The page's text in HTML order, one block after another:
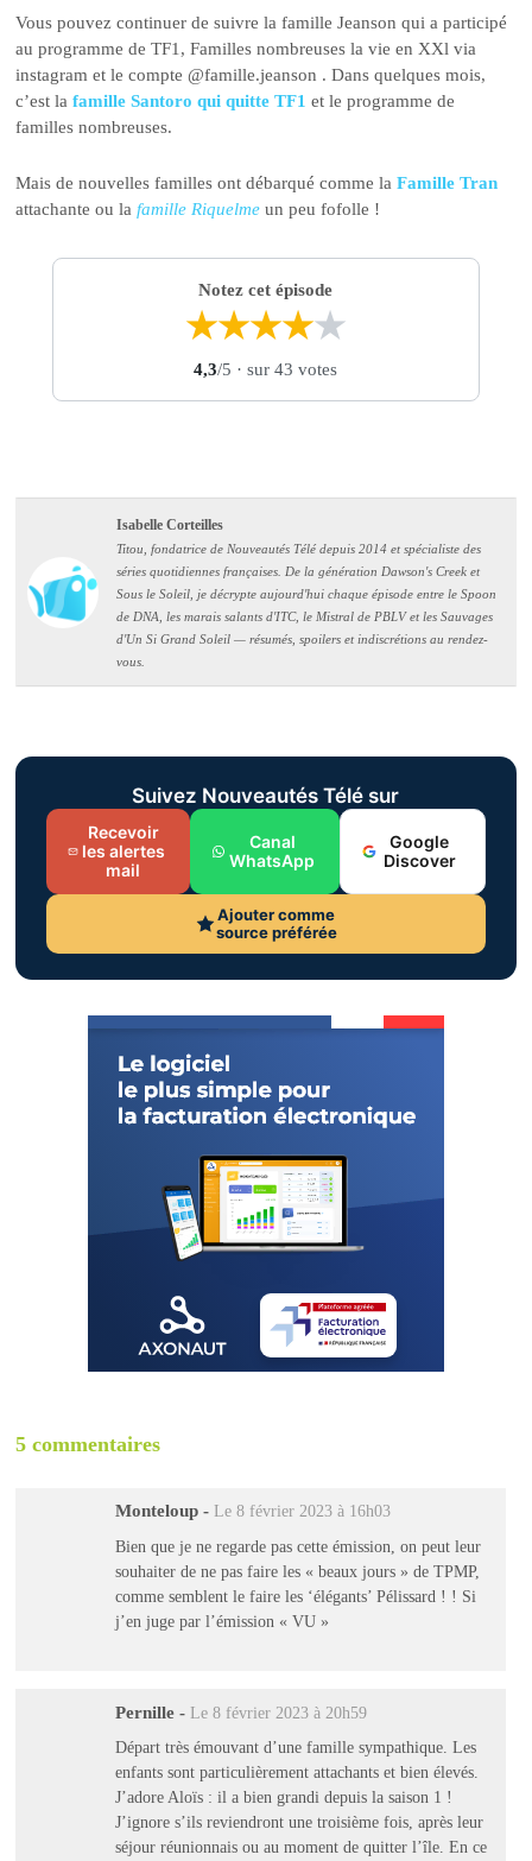
Vous pouvez continuer de suivre la famille Jeanson qui a participé
au programme de TF1, Familles nombreuses la vie en XXl via
instagram et le compte @famille.jeanson . Dans quelques mois,
c’est la famille Santoro qui quitte TF1 et le programme de
familles nombreuses.
Mais de nouvelles familles ont débarqué comme laFamille Tran
attachante ou lafamille Riquelme un peu fofolle !
Notez cet épisode
★★★★★
4,3/5 · sur 43 votes
Isabelle Corteilles
Titou, fondatrice de Nouveautés Télé depuis 2014 et spécialiste des
séries quotidiennes françaises. De la génération Dawson's Creek et
Sous le Soleil, je décrypte aujourd'hui chaque épisode entre le Spoon
de DNA, les marais salants d'ITC, le Mistral de PBLV et les Sauvages
d'Un Si Grand Soleil — résumés, spoilers et indiscrétions au rendez-
vous.
Suivez Nouveautés Télé sur
Recevoir
les alertes
mail
Canal
WhatsApp
Google
Discover
Ajouter comme
source préférée
5 commentaires
Monteloup - Le 8 février 2023 à 16h03
Bien que je ne regarde pas cette émission, on peut leur
souhaiter de ne pas faire les « beaux jours » de TPMP,
comme semblent le faire les ‘élégants’ Pélissard ! ! Si
j’en juge par l’émission « VU »
Pernille - Le 8 février 2023 à 20h59
Départ très émouvant d’une famille sympathique. Les
enfants sont particulièrement attachants et bien élevés.
J’adore Aloïs : il a bien grandi depuis la saison 1 !
J’ignore s’ils reviendront une troisième fois, après leur
séjour réunionnais ou au moment de quitter l’île. En ce